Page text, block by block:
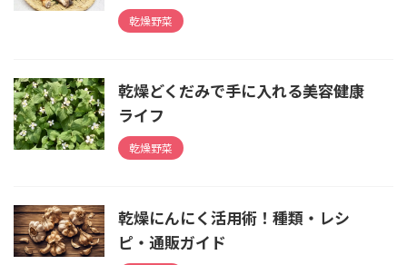
乾燥野菜
乾燥どくだみで手に入れる美容健康
ライフ
乾燥野菜
乾燥にんにく活用術！種類・レシ
ピ・通販ガイド